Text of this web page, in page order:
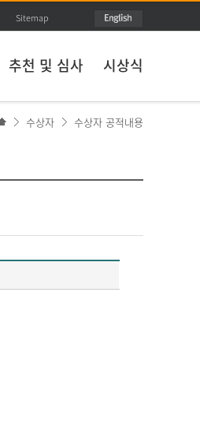
Sitemap
추천 및 심사 시상식
수상자 수상자 공적내용